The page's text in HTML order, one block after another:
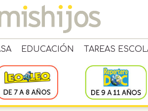
EDUCACIÓN TAREAS